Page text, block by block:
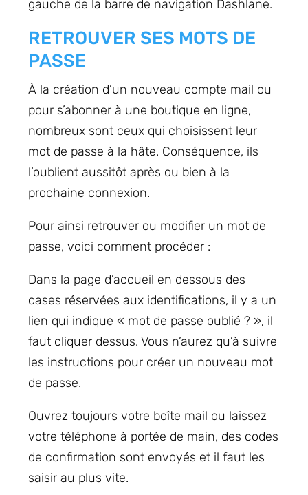
gauche de la barre de navigation Dashlane.
RETROUVER SES MOTS DE
PASSE
À la création d’un nouveau compte mail ou
pour s’abonner à une boutique en ligne,
nombreux sont ceux qui choisissent leur
mot de passe à la hâte. Conséquence, ils
l’oublient aussitôt après ou bien à la
prochaine connexion.
Pour ainsi retrouver ou modifier un mot de
passe, voici comment procéder :
Dans la page d’accueil en dessous des
cases réservées aux identifications, il y a un
lien qui indique « mot de passe oublié ? », il
faut cliquer dessus. Vous n’aurez qu’à suivre
les instructions pour créer un nouveau mot
de passe.
Ouvrez toujours votre boîte mail ou laissez
votre téléphone à portée de main, des codes
de confirmation sont envoyés et il faut les
saisir au plus vite.